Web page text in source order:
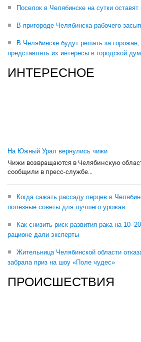
Поселок в Челябинске на сутки
В пригороде Челябинска рабочего
В Челябинске будут решать за горожан,
представлять их интересы в городской
ИНТЕРЕСНОЕ
На Южный Урал вернулись чижи
Чижи возвращаются в Челябинскую
сообщили в пресс-службе...
Когда сажать рассаду перцев в
полезные советы для лучшего урожая
Как снизить риск развития рака на
рационе дали эксперты
Жительница Челябинской области
забрала приз на шоу «Поле чудес»
ПРОИСШЕСТВИЯ